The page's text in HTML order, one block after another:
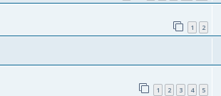
1 2
1 2 3 4 5